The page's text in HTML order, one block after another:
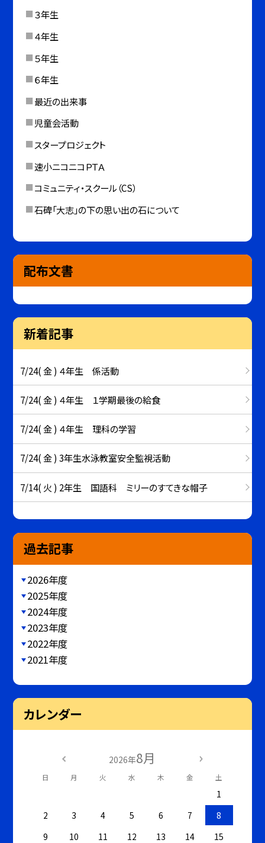
３年生
４年生
５年生
６年生
最近の出来事
児童会活動
スタープロジェクト
速小ニコニコＰＴＡ
コミュニティ・スクール（CS）
石碑「大志」の下の思い出の石について
配布文書
新着記事
7/24( 金 ) ４年生 係活動
7/24( 金 ) ４年生 １学期最後の給食
7/24( 金 ) ４年生 理科の学習
7/24( 金 ) 3年生水泳教室安全監視活動
7/14( 火 ) 2年生 国語科 ミリーのすてきな帽子
過去記事
2026年度
2025年度
2024年度
2023年度
2022年度
2021年度
カレンダー
2026年8月
日 月 火 水 木 金 土
1
2
3 4 5 6 7
8
9
10 11 12 13 14
15